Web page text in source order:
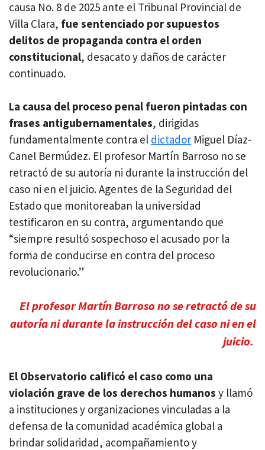
causa No. 8 de 2025 ante el Tribunal Provincial de
Villa Clara, fue sentenciado por supuestos
delitos de propaganda contra el orden
constitucional, desacato y daños de carácter
continuado.
La causa del proceso penal fueron pintadas con
frases antigubernamentales, dirigidas
fundamentalmente contra el dictador Miguel Díaz-
Canel Bermúdez. El profesor Martín Barroso no se
retractó de su autoría ni durante la instrucción del
caso ni en el juicio. Agentes de la Seguridad del
Estado que monitoreaban la universidad
testificaron en su contra, argumentando que
“siempre resultó sospechoso el acusado por la
forma de conducirse en contra del proceso
revolucionario.”
El profesor Martín Barroso no se retractó de su
autoría ni durante la instrucción del caso ni en el
juicio.
El Observatorio calificó el caso como una
violación grave de los derechos humanos y llamó
a instituciones y organizaciones vinculadas a la
defensa de la comunidad académica global a
brindar solidaridad, acompañamiento y